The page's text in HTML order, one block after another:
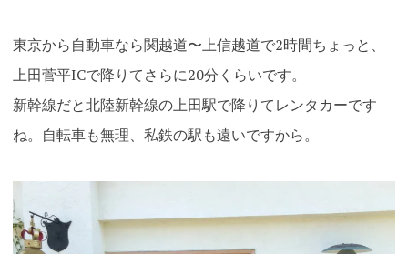
東京から自動車なら関越道〜上信越道で2時間ちょっと、
上田菅平ICで降りてさらに20分くらいです。
新幹線だと北陸新幹線の上田駅で降りてレンタカーです
ね。自転車も無理、私鉄の駅も遠いですから。